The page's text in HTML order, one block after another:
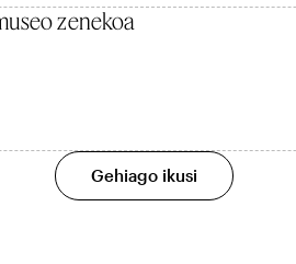
zenekoa
Gehiago ikusi